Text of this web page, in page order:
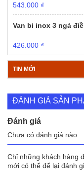
543.000 ₫
Van bi inox 3 ngả
426.000 ₫
TIN MỚI
ĐÁNH GIÁ SẢN
Đánh giá
Chưa có đánh giá nào.
Chỉ những khách hàng
mới có thể để lại đánh